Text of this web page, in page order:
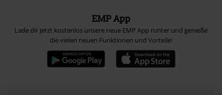
EMP App
Lade dir jetzt kostenlos unsere neue EMP App runter und genieße
die vielen neuen Funktionen und Vorteile!